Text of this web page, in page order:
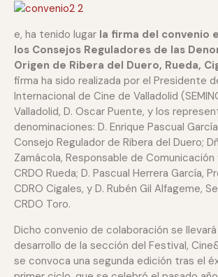
e, ha tenido lugar la firma del convenio
los Consejos Reguladores de las
Origen de Ribera del Duero, Rueda,
firma ha sido realizada por el Presidente
Internacional de Cine de Valladolid
Valladolid, D. Oscar Puente, y los
denominaciones: D. Enrique Pascual
Consejo Regulador de Ribera del Duero;
Zamácola, Responsable de
CRDO Rueda; D. Pascual Herrera García,
CDRO Cigales, y D. Rubén Gil Alfageme,
CRDO Toro.
Dicho convenio de colaboración se
desarrollo de la sección del Festival,
se convoca una segunda edición tras el